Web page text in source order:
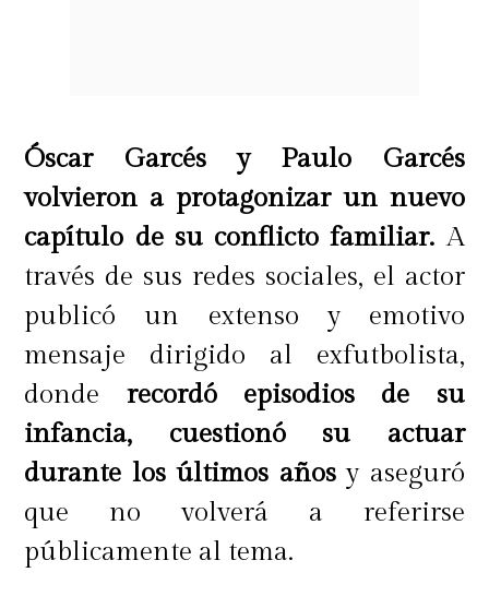
Óscar Garcés y Paulo Garcés
volvieron a protagonizar un nuevo
capítulo de su conflicto familiar. A
través de sus redes sociales, el actor
publicó un extenso y emotivo
mensaje dirigido al exfutbolista,
donde recordó episodios de su
infancia, cuestionó su actuar
durante los últimos añosy aseguró
que no volverá a referirse
públicamente al tema.